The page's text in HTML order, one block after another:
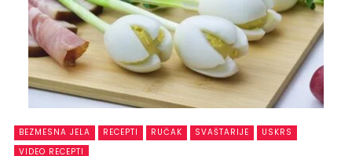
BEZMESNA JELA RECEPTI RUČAK SVAŠTARIJE
USKRS
VIDEO RECEPTI